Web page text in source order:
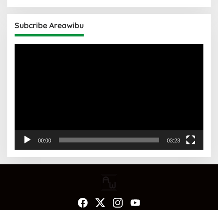
Subcribe Areawibu
00:00 03:23